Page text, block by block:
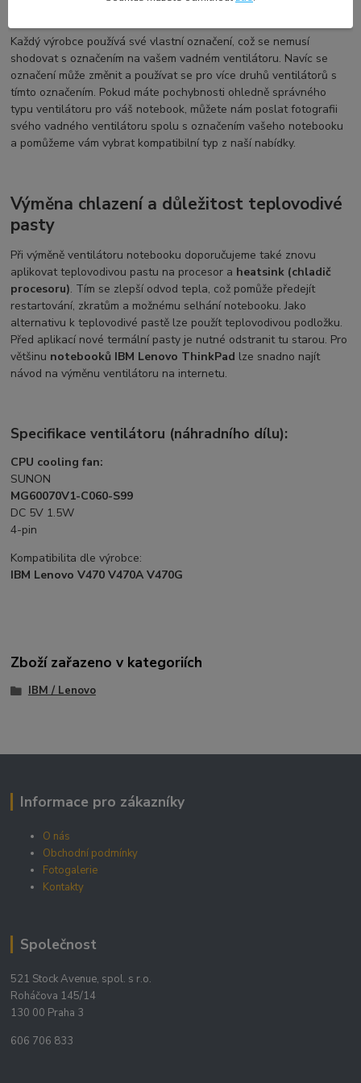
Každý výrobce používá své vlastní označení, což se nemusí
shodovat s označením na vašem vadném ventilátoru. Navíc se
označení může změnit a používat se pro více druhů ventilátorů s
tímto označením. Pokud máte pochybnosti ohledně správného
typu ventilátoru pro váš notebook, můžete nám poslat fotografii
svého vadného ventilátoru spolu s označením vašeho notebooku
a pomůžeme vám vybrat kompatibilní typ z naší nabídky.
Výměna chlazení a důležitost teplovodivé
pasty
Při výměně ventilátoru notebooku doporučujeme také znovu
aplikovat teplovodivou pastu na procesor a heatsink (chladič
procesoru). Tím se zlepší odvod tepla, což pomůže předejít
restartování, zkratům a možnému selhání notebooku. Jako
alternativu k teplovodivé pastě lze použít teplovodivou podložku.
Před aplikací nové termální pasty je nutné odstranit tu starou. Pro
většinu notebooků IBM Lenovo ThinkPad lze snadno najít
návod na výměnu ventilátoru na internetu.
Specifikace ventilátoru (náhradního dílu):
CPU cooling fan:
SUNON
MG60070V1-C060-S99
DC 5V 1.5W
4-pin
Kompatibilita dle výrobce:
IBM Lenovo V470 V470A V470G
Zboží zařazeno v kategoriích
IBM / Lenovo
Informace pro zákazníky
O nás
Obchodní podmínky
Fotogalerie
Kontakty
Společnost
521 Stock Avenue, spol. s r.o.
Roháčova 145/14
130 00 Praha 3
606 706 833